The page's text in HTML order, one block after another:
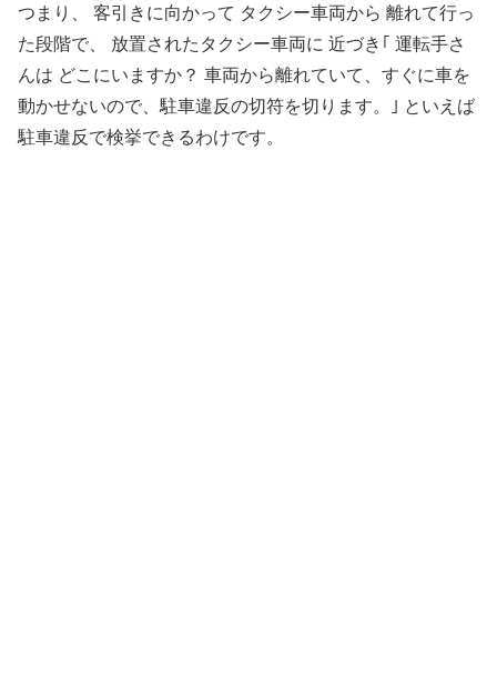
つまり、 客引きに向かって タクシー車両から 離れて行っ
た段階で、 放置されたタクシー車両に 近づき｢ 運転手さ
んは どこにいますか？ 車両から離れていて、すぐに車を
動かせないので、駐車違反の切符を切ります。｣ といえば
駐車違反で検挙できるわけです。